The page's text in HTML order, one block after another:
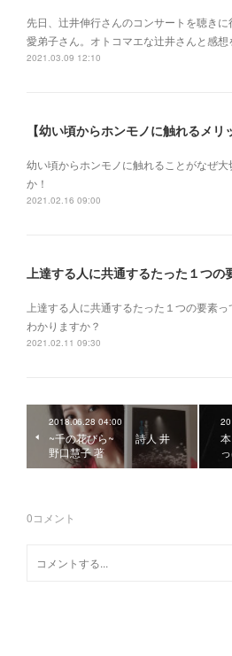
先日、辻井伸行さんのコンサートを 聴きに
愛弟子さん。 オトコマエな辻井さんと 感想
2021.03.09 12:10
幼い頃からホンモノに 触れることがなぜ大
か！
2021.02.16 09:00
上達する人に共通するたった１つの
上達する人に共通するたった１つの要素っ
わかりますか？
2021.02.11 09:30
2018.06.28 04:00
~千の花びら~ 詩人 井
野口慧子 著
0コメント